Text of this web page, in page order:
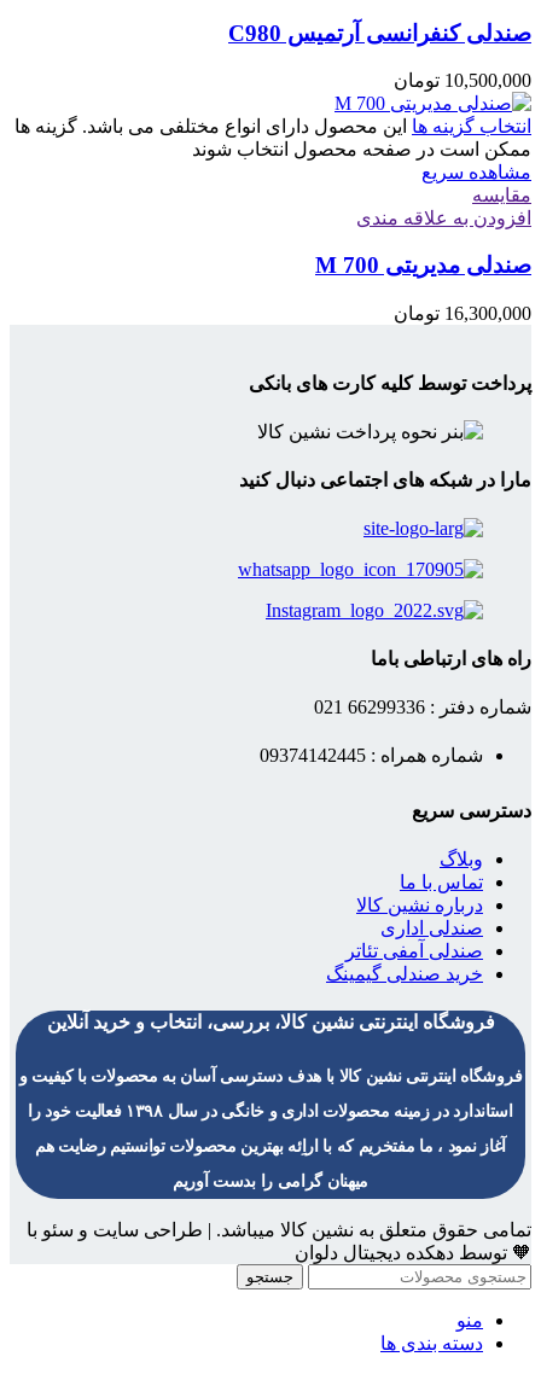
صندلی کنفرانسی آرتمیس C980
10,500,000 تومان
انتخاب گزینه ها این محصول دارای انواع مختلفی می باشد. گزینه ها
ممکن است در صفحه محصول انتخاب شوند
مشاهده سریع
مقایسه
افزودن به علاقه مندی
صندلی مدیریتی M 700
16,300,000 تومان
پرداخت توسط کلیه کارت های بانکی
مارا در شبکه های اجتماعی دنبال کنید
راه های ارتباطی باما
شماره دفتر : 66299336 021
شماره همراه : 09374142445
دسترسی سریع
وبلاگ
تماس با ما
درباره نشین کالا
صندلی اداری
صندلی آمفی تئاتر
خرید صندلی گیمینگ
فروشگاه اینترنتی نشین کالا، بررسی، انتخاب و خرید آنلاین
فروشگاه اینترنتی نشین کالا با هدف دسترسی آسان به محصولات با کیفیت و
استاندارد در زمینه محصولات اداری و خانگی در سال ۱۳۹۸ فعالیت خود را
آغاز نمود ، ما مفتخریم که با اراِئه بهترین محصولات توانستیم رضایت هم
میهنان گرامی را بدست آوریم
تمامی حقوق متعلق به نشین کالا میباشد. | طراحی سایت و سئو با
🧡 توسط دهکده دیجیتال دلوان
جستجو
منو
دسته بندی ها